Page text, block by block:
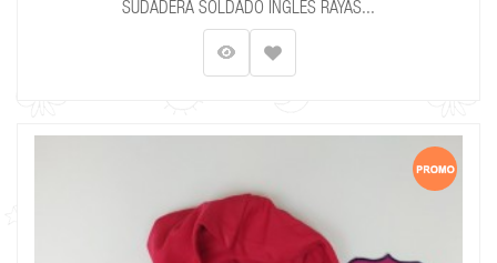
SUDADERA SOLDADO INGLES RAYAS...